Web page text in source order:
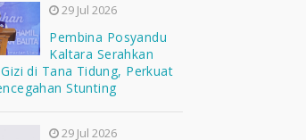
29 Jul 2026
Pembina Posyandu
Kaltara Serahkan
di Tana Tidung, Perkuat
Stunting
29 Jul 2026